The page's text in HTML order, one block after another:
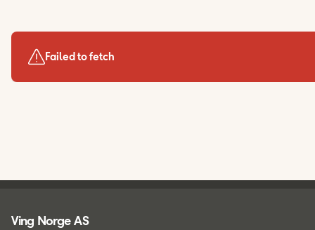
Failed to fetch
Ving Norge AS